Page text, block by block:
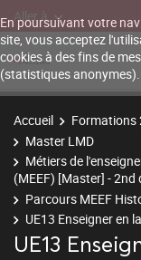
En poursuivant votre
site, vous acceptez
cookies à des fins de
(statistiques anonymes).
Aller à
Accueil Formations
Master LMD
Métiers de
(MEEF) [Master] - 2nd
Parcours MEEF
UE13 Enseigner en
UE13